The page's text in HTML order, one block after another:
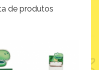
de produtos